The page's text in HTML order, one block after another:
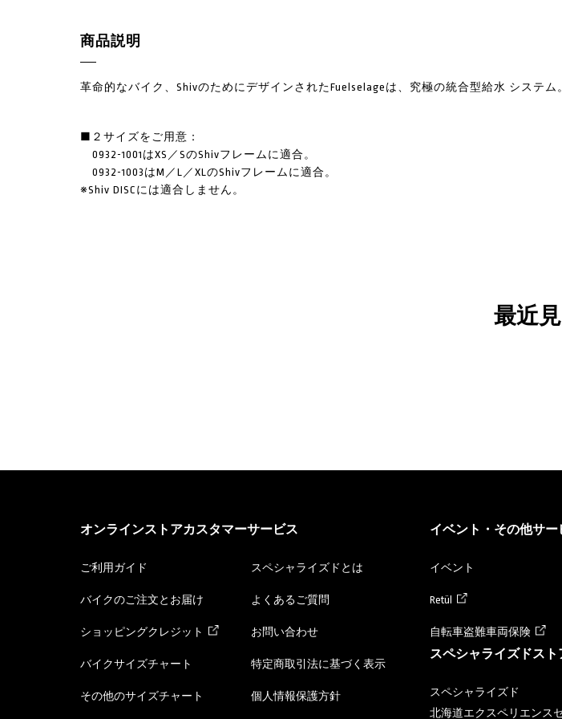
商品説明
革命的なバイク、ShivのためにデザインされたFuelselageは、究極の統合型給水 システム
■２サイズをご用意：
0932-1001はXS／SのShivフレームに適合。
0932-1003はM／L／XLのShivフレームに適合。
※Shiv DISCには適合しません。
最近
オンラインストアカスタマーサービス
ご利用ガイド
バイクのご注文とお届け
ショッピングクレジット
バイクサイズチャート
その他のサイズチャート
スペシャライズドとは
よくあるご質問
お問い合わせ
特定商取引法に基づく表示
個人情報保護方針
イベント・その他サー
イベント
Retül
自転車盗難車両保険
スペシャライズドスト
スペシャライズド
北海道エクスペリエンス